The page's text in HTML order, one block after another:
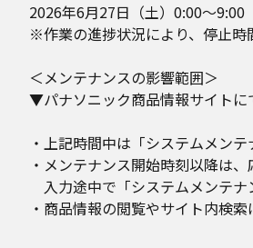
2026年6月27日（土）0:00～9:00
※作業の進捗状況により、停止時
＜メンテナンスの影響範囲＞
▼パナソニック商品情報サイトに
・上記時間中は「システムメン
・メンテナンス開始時刻以降は
入力途中で「システムメンテナ
・商品情報の閲覧やサイト内検索